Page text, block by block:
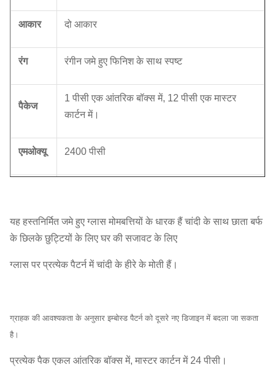
आकार दो आकार
रंग रंगीन जमे हुए फिनिश के साथ स्पष्ट
पैकेज
1 पीसी एक आंतरिक बॉक्स में, 12 पीसी एक मास्टर
कार्टन में।
एमओक्यू 2400 पीसी
हमारी कंपनी और कारखाने गुणवत्ता नियंत्रण पर बहुत प्रयास करते हैं।
करना चाहते हैं.
यह हस्तनिर्मित जमे हुए ग्लास मोमबत्तियों के धारक हैं चांदी के साथ छाता बर्फ
के छिलके छुट्टियों के लिए घर की सजावट के लिए
ग्लास पर प्रत्येक पैटर्न में चांदी के हीरे के मोती हैं।
ग्राहक की आवश्यकता के अनुसार इम्बोस्ड पैटर्न को दूसरे नए डिजाइन में बदला जा सकता
है।
प्रत्येक पैक एकल आंतरिक बॉक्स में, मास्टर कार्टन में 24 पीसी।